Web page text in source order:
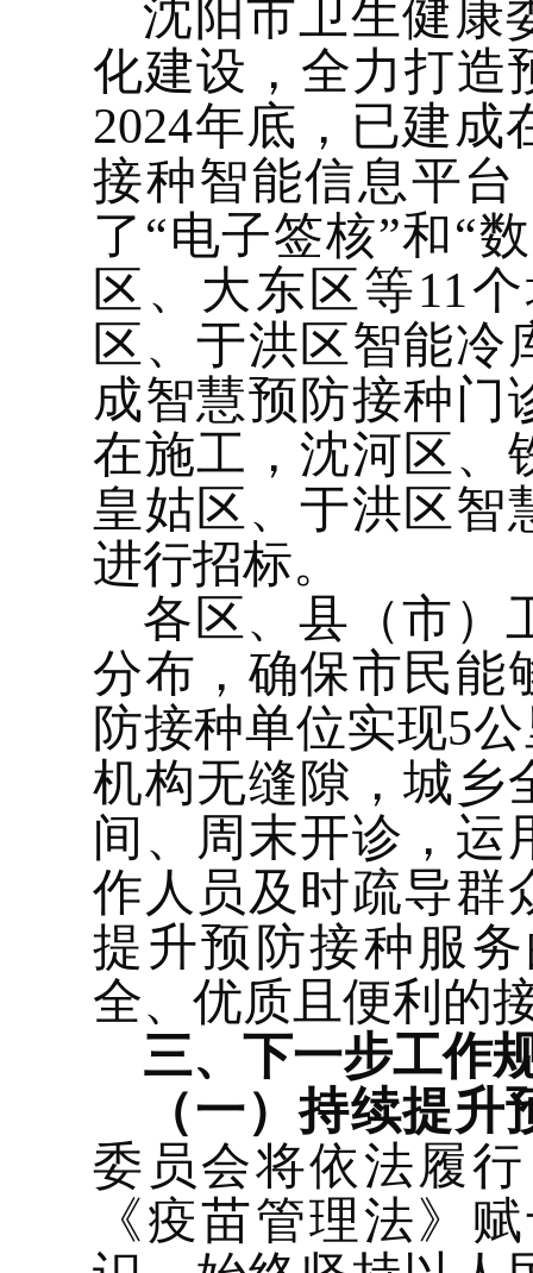
沈阳市卫生健康
化建设，全力打造
2024年底，已建
接种智能信息平台
了“电子签核”和“
区、大东区等11
区、于洪区智能冷
成智慧预防接种门
在施工，沈河区、
皇姑区、于洪区智
进行招标。
各区、县（市）
分布，确保市民能
防接种单位实现5
机构无缝隙，城乡
间、周末开诊，运
作人员及时疏导群
提升预防接种服
全、优质且便利的
三、 下一步工作
（一）持续提
委员会将依法履
《疫苗管理法》